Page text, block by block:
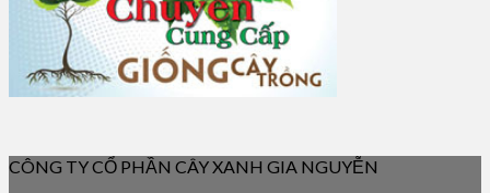
CÔNG TY CỔ PHẦN CÂY XANH GIA NGUYỄN